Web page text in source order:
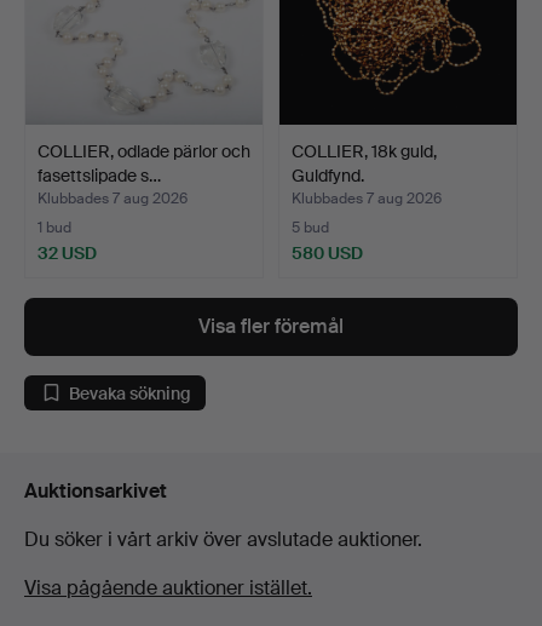
COLLIER, odlade pärlor och
fasettslipade s…
Klubbades 7 aug 2026
1 bud
32 USD
COLLIER, 18k guld,
Guldfynd.
Klubbades 7 aug 2026
5 bud
580 USD
Visa fler föremål
Bevaka sökning
Auktionsarkivet
Du söker i vårt arkiv över avslutade auktioner.
Visa pågående auktioner istället.